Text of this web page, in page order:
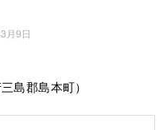
月9日
島郡島本町）